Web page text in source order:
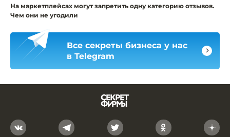
На маркетплейсах могут запретить одну категорию отзывов.
Чем они не угодили
Все секреты бизнеса у нас
в Telegram